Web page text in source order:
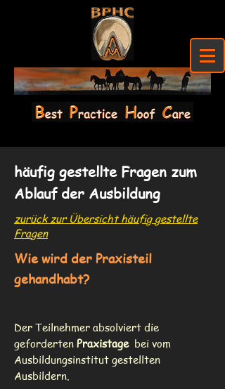
häufig gestellte Fragen zum
Ablauf der Ausbildung
zurück zur Übersicht häufig gestellte
Fragen
Wie wird der Praxisteil
gehandhabt?
Der Teilnehmer absolviert die
geforderten Praxistagebei vom
Ausbildungsinstitut gestellten
Ausbildern.